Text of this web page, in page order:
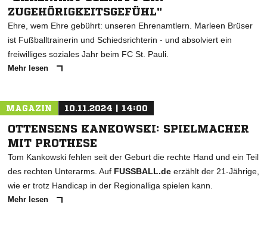
ZUGEHÖRIGKEITSGEFÜHL"
Ehre, wem Ehre gebührt: unseren Ehrenamtlern. Marleen Brüser
ist Fußballtrainerin und Schiedsrichterin - und absolviert ein
freiwilliges soziales Jahr beim FC St. Pauli.
Mehr lesen
MAGAZIN 10.11.2024 | 14:00
OTTENSENS KANKOWSKI: SPIELMACHER
MIT PROTHESE
Tom Kankowski fehlen seit der Geburt die rechte Hand und ein Teil
des rechten Unterarms. Auf FUSSBALL.de erzählt der 21-Jährige,
wie er trotz Handicap in der Regionalliga spielen kann.
Mehr lesen